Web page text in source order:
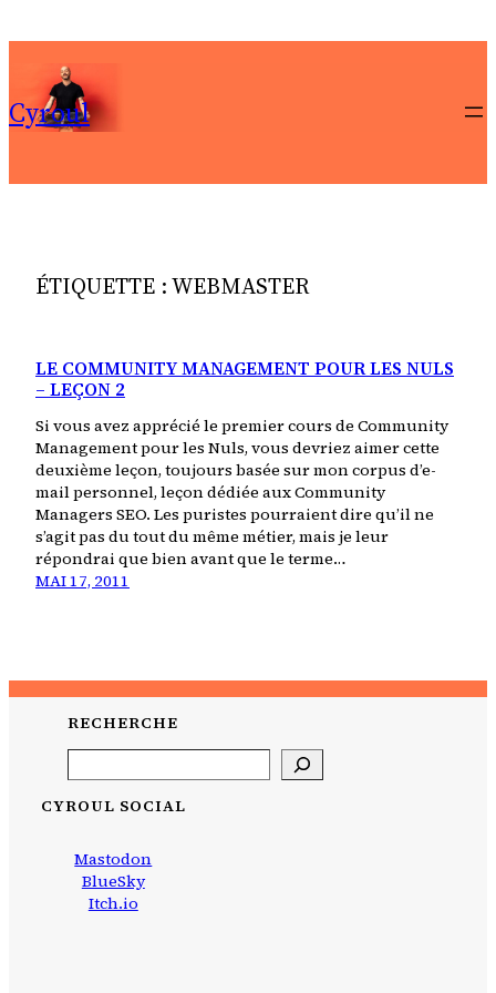
au
contenu
Cyroul
ÉTIQUETTE :WEBMASTER
LE COMMUNITY MANAGEMENT POUR LES NULS
– LEÇON 2
Si vous avez apprécié le premier cours de Community
Management pour les Nuls, vous devriez aimer cette
deuxième leçon, toujours basée sur mon corpus d’e-
mail personnel, leçon dédiée aux Community
Managers SEO. Les puristes pourraient dire qu’il ne
s’agit pas du tout du même métier, mais je leur
répondrai que bien avant que le terme…
MAI 17, 2011
RECHERCHE
CYROUL SOCIAL
Mastodon
BlueSky
Itch.io